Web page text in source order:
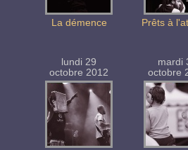
La démence Prêts à
lundi 29
octobre 2012
mardi
octobre